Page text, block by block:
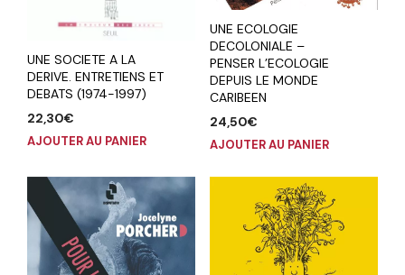
UNE SOCIETE A LA
DERIVE. ENTRETIENS ET
DEBATS (1974-1997)
22,30€
AJOUTER AU PANIER
UNE ECOLOGIE
DECOLONIALE –
PENSER L’ECOLOGIE
DEPUIS LE MONDE
CARIBEEN
24,50€
AJOUTER AU PANIER